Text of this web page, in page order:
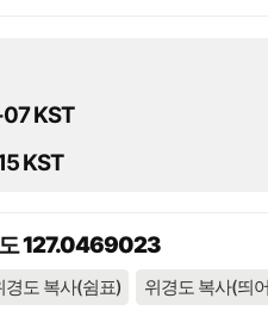
KST
KST
127.0469023
경도 복사(쉼표) 위경도 복사(띄